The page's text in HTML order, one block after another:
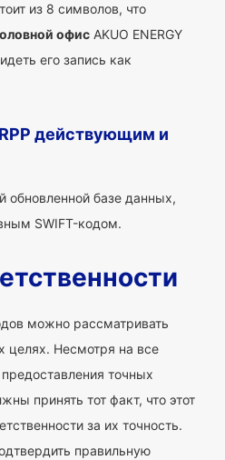
из 8 символов, что
офис AKUO ENERGY
его запись как
действующим и
обновленной базе данных,
SWIFT-кодом.
можно рассматривать
целях. Несмотря на все
точных
принять тот факт, что этот
за их точность.
правильную